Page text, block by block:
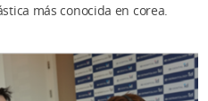
más conocida en corea.